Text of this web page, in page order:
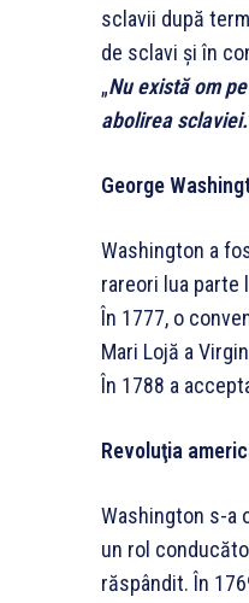
sclavii după
de sclavi şi în
„Nu există om
abolirea
George
Washington a
rareori lua
În 1777, o
Mari Lojă a
În 1788 a
Revoluţia
Washington s-a
un rol
răspândit. În